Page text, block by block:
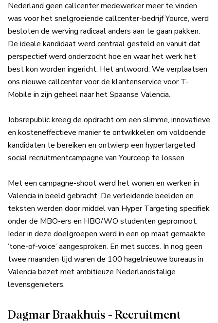
Nederland geen callcenter medewerker meer te vinden
was voor het snelgroeiende callcenter-bedrijf Yource, werd
besloten de werving radicaal anders aan te gaan pakken.
De ideale kandidaat werd centraal gesteld en vanuit dat
perspectief werd onderzocht hoe en waar het werk het
best kon worden ingericht. Het antwoord: We verplaatsen
ons nieuwe callcenter voor de klantenservice voor T-
Mobile in zijn geheel naar het Spaanse Valencia.
Jobsrepublic kreeg de opdracht om een slimme, innovatieve
en kosteneffectieve manier te ontwikkelen om voldoende
kandidaten te bereiken en ontwierp een hypertargeted
social recruitmentcampagne van Yourceop te lossen.
Met een campagne-shoot werd het wonen en werken in
Valencia in beeld gebracht. De verleidende beelden en
teksten werden door middel van Hyper Targeting specifiek
onder de MBO-ers en HBO/WO studenten gepromoot.
Ieder in deze doelgroepen werd in een op maat gemaakte
’tone-of-voice’ aangesproken. En met succes. In nog geen
twee maanden tijd waren de 100 hagelnieuwe bureaus in
Valencia bezet met ambitieuze Nederlandstalige
levensgenieters.
Dagmar Braakhuis - Recruitment